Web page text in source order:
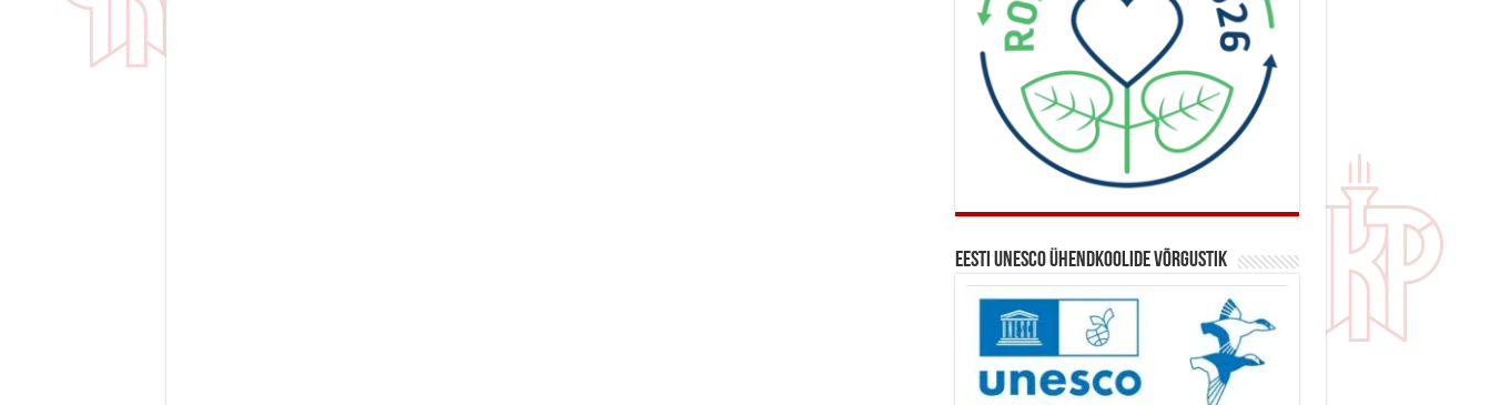
Eesti UNESCO ühendkoolide võrgustik